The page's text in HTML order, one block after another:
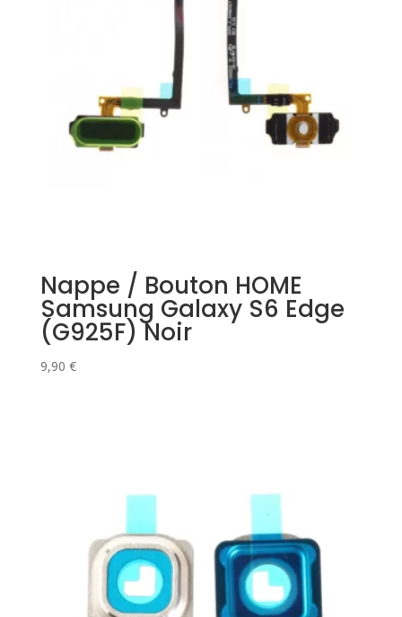
Nappe / Bouton HOME
Samsung Galaxy S6 Edge
(G925F) Noir
9,90 €